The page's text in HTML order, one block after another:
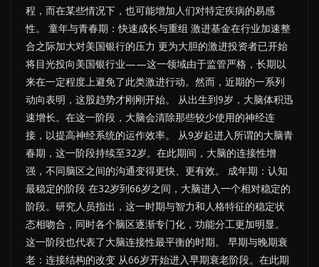
程，而在某些情况下，也可能增加人们对特定疾病的易感
性。 童年与青春期：快速成长与重组 激进基金在行业加速整
合之际加大对美国银行的压力 更为大胆的激进投资者已开始
将目光投向美国银行业——这一领域由于监管严格，长期以
来在一定程度上避免了此类激进行动。然而，近期的一系列
动向表明，这股趋势才刚刚开始。 从出生到9岁，大脑体积迅
速增长。在这一阶段，大脑会清除那些较少使用的神经连
接，以提高神经系统的运作效率。 从9岁起进入所谓的大脑青
春期，这一阶段持续至32岁。在此期间，大脑的连接性增
强，不同脑区之间的沟通变得更快、更有效。 成年期：认知
最稳定的阶段 在32岁到66岁之间，大脑进入一个相对稳定的
阶段。研究人员指出，这一时期与智力和人格特征的稳定状
态相吻合，同时各个脑区逐渐专门化，功能分工更加明显。
这一阶段也代表了大脑连接性最平衡的时期。 早期与晚期衰
老：连接结构的改变 从66岁开始进入早期衰老阶段。在此期